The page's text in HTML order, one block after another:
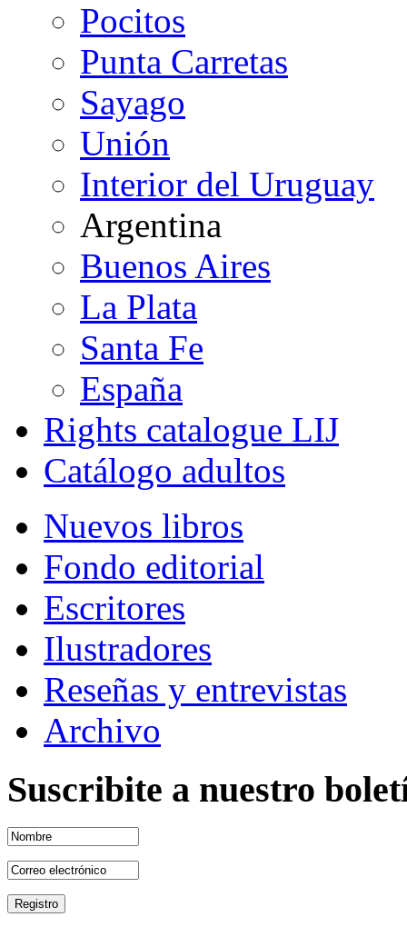
Pocitos
Punta Carretas
Sayago
Unión
Interior del Uruguay
Argentina
Buenos Aires
La Plata
Santa Fe
España
Rights catalogue LIJ
Catálogo adultos
Nuevos libros
Fondo editorial
Escritores
Ilustradores
Reseñas y entrevistas
Archivo
Suscribite a nuestro